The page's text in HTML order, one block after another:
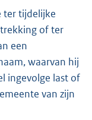
ter tijdelijke
of ter
een
waarvan hij
ingevolge last of
van zijn